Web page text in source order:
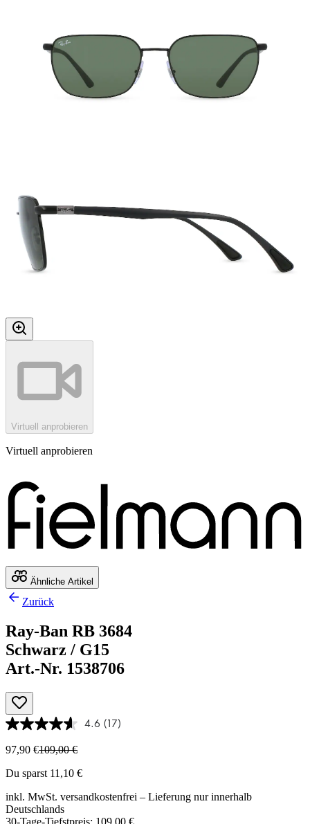
Virtuell anprobieren
Virtuell anprobieren
Ähnliche Artikel
Zurück
Ray-Ban RB 3684
Schwarz / G15
Art.-Nr. 1538706
4.6 (17)
97,90 €109,00 €
Du sparst 11,10 €
inkl. MwSt. versandkostenfrei – Lieferung nur innerhalb
Deutschlands
30-Tage-Tiefstpreis: 109,00 €